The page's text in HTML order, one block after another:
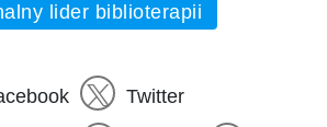
lider biblioterapii
Twitter